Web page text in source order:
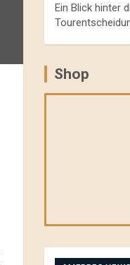
Ein Blick hinter
Shop